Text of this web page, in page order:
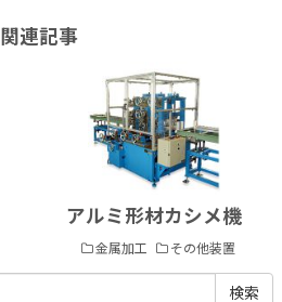
関連記事
アルミ形材カシメ機
金属加工 その他装置